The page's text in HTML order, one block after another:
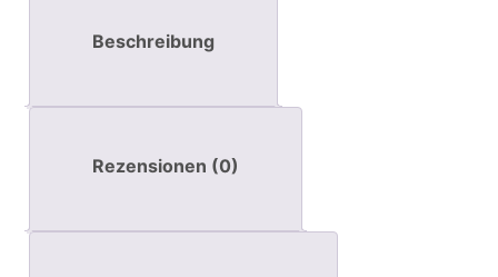
Beschreibung
Rezensionen (0)